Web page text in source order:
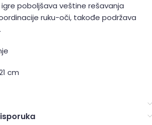
poboljšava veštine rešavanja
ruku-oči, takođe podržava
cm